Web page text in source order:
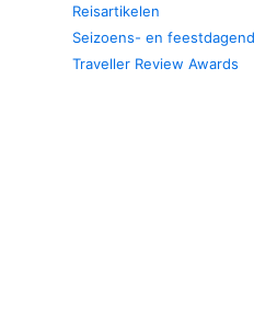
Reisartikelen
Seizoens- en
Traveller Review Awards